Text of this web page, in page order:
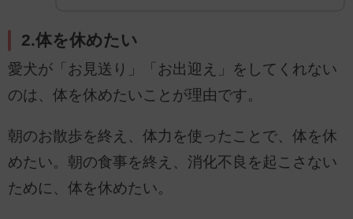
2.体を休めたい
愛犬が「お見送り」「お出迎え」をしてくれない
のは、体を休めたいことが理由です。
朝のお散歩を終え、体力を使ったことで、体を休
めたい。朝の食事を終え、消化不良を起こさない
ために、体を休めたい。